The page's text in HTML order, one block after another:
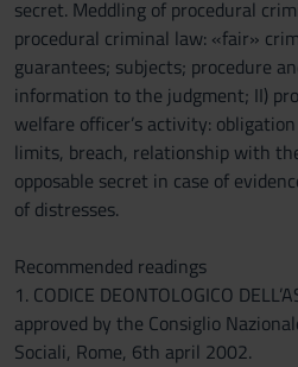
secret. Meddling of procedural
procedural criminal law: «fair»
guarantees; subjects; procedure
information to the judgment; II)
welfare officer’s activity:
limits, breach, relationship with
opposable secret in case of
of distresses.
Recommended readings
1. CODICE DEONTOLOGICO
approved by the Consiglio
Sociali, Rome, 6th april 2002.